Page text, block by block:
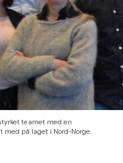
teamet med en
på laget i Nord-Norge.